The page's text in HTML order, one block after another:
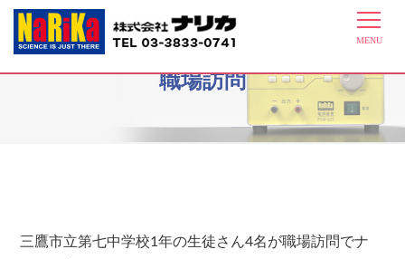
2025年11月27日三鷹市立第七中学校
職場訪問
三鷹市立第七中学校1年の生徒さん4名が職場訪問でナ